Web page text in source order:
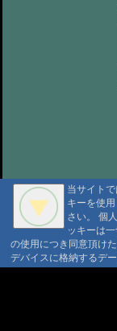
当サイト
キーを使
さい。 個
ッキーは
の使用につき同意頂け
デバイスに格納するデー